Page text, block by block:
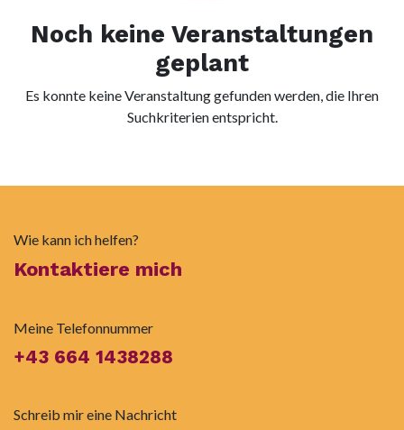
Noch keine Veranstaltungen
geplant
Es konnte keine Veranstaltung gefunden werden, die Ihren
Suchkriterien entspricht.
Wie kann ich helfen?
Kontaktiere mich
Meine Telefonnummer
+43 664 1438288
Schreib mir eine Nachricht